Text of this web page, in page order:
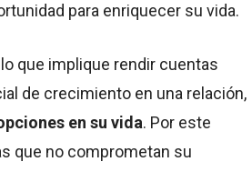
para enriquecer su vida.
que implique rendir cuentas
de crecimiento en una relación,
en su vida. Por este
que no comprometan su